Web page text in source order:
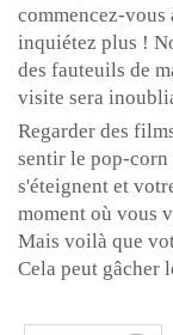
commencez-
inquiétez plus !
des fauteuils de
visite sera
Regarder des
sentir le pop-
s'éteignent et
moment où vous
Mais voilà que
Cela peut gâcher